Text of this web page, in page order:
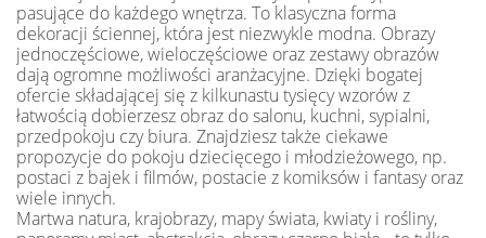
pasujące do każdego wnętrza. To klasyczna forma
dekoracji ściennej, która jest niezwykle modna. Obrazy
jednoczęściowe, wieloczęściowe oraz zestawy obrazów
dają ogromne możliwości aranżacyjne. Dzięki bogatej
ofercie składającej się z kilkunastu tysięcy wzorów z
łatwością dobierzesz obraz do salonu, kuchni, sypialni,
przedpokoju czy biura. Znajdziesz także ciekawe
propozycje do pokoju dziecięcego i młodzieżowego, np.
postaci z bajek i filmów, postacie z komiksów i fantasy oraz
wiele innych.
Martwa natura, krajobrazy, mapy świata, kwiaty i rośliny,